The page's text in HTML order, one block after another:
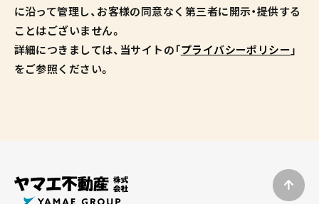
に沿って管理し、お客様の同意なく第三者に開示・提供する
ことはございません。
詳細につきましては、当サイトの「プライバシーポリシー」
をご参照ください。